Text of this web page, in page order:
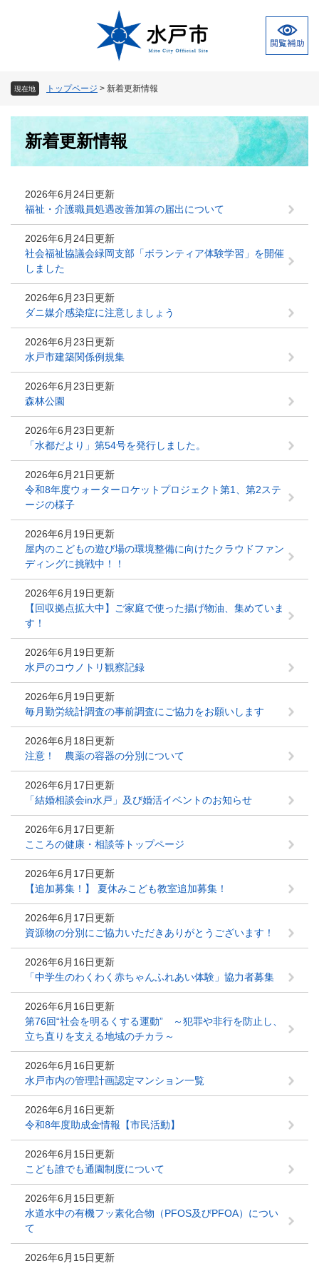
現在地 トップページ > 新着更新情報
新着更新情報
2026年6月24日更新
福祉・介護職員処遇改善加算の届出について
2026年6月24日更新
社会福祉協議会緑岡支部「ボランティア体験学習」を開催
しました
2026年6月23日更新
ダニ媒介感染症に注意しましょう
2026年6月23日更新
水戸市建築関係例規集
2026年6月23日更新
森林公園
2026年6月23日更新
「水都だより」第54号を発行しました。
2026年6月21日更新
令和8年度ウォーターロケットプロジェクト第1、第2ステ
ージの様子
2026年6月19日更新
屋内のこどもの遊び場の環境整備に向けたクラウドファン
ディングに挑戦中！！
2026年6月19日更新
【回収拠点拡大中】ご家庭で使った揚げ物油、集めていま
す！
2026年6月19日更新
水戸のコウノトリ観察記録
2026年6月19日更新
毎月勤労統計調査の事前調査にご協力をお願いします
2026年6月18日更新
注意！ 農薬の容器の分別について
2026年6月17日更新
「結婚相談会in水戸」及び婚活イベントのお知らせ
2026年6月17日更新
こころの健康・相談等トップページ
2026年6月17日更新
【追加募集！】 夏休みこども教室追加募集！
2026年6月17日更新
資源物の分別にご協力いただきありがとうございます！
2026年6月16日更新
「中学生のわくわく赤ちゃんふれあい体験」協力者募集
2026年6月16日更新
第76回“社会を明るくする運動” ～犯罪や非行を防止し、
立ち直りを支える地域のチカラ～
2026年6月16日更新
水戸市内の管理計画認定マンション一覧
2026年6月16日更新
令和8年度助成金情報【市民活動】
2026年6月15日更新
こども誰でも通園制度について
2026年6月15日更新
水道水中の有機フッ素化合物（PFOS及びPFOA）につい
て
2026年6月15日更新